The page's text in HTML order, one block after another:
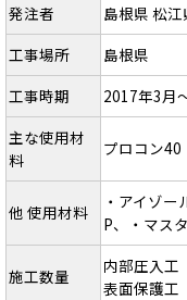
発注者
島根県 松
工事場所
島根県
工事時期
2017年3月
主な使用材
料
プロコン40
他 使用材料
・アイゾ
P、・マス
施工数量
内部圧入
表面保護